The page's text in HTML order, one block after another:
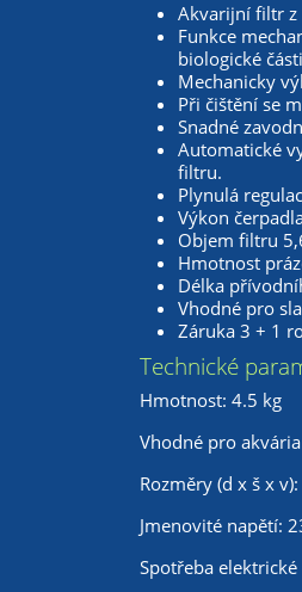
Akvarijní filtr z
Funkce
biologické
Mechanicky
Při čištění se
Snadné
Automatické
filtru.
Plynulá
Výkon
Objem filtru
Hmotnost
Délka
Vhodné pro
Záruka 3 + 1
Technické
Hmotnost: 4.5 kg
Vhodné pro
Rozměry (d x š x
Jmenovité napětí:
Spotřeba